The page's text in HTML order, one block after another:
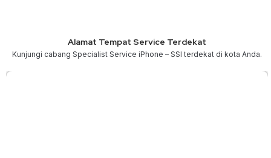
Alamat Tempat Service Terdekat
Kunjungi cabang Specialist Service iPhone – SSI terdekat di kota Anda.